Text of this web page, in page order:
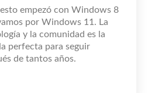
empezó con Windows 8
por Windows 11. La
y la comunidad es la
perfecta para seguir
de tantos años.